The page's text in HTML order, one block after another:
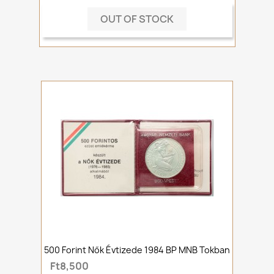
OUT OF STOCK
500 Forint Nők Évtizede 1984 BP MNB Tokban
Ft8,500